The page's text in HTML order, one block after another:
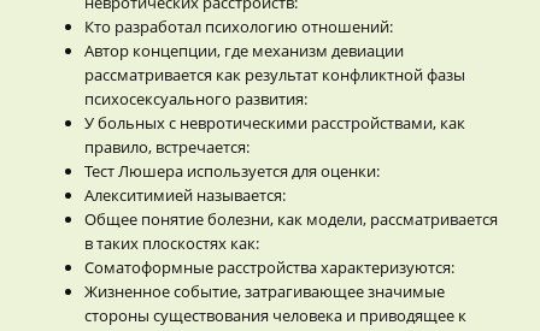
Кто разработал психологию отношений:
Автор концепции, где механизм девиации
рассматривается как результат конфликтной фазы
психосексуального развития:
У больных с невротическими расстройствами, как
правило, встречается:
Тест Люшера используется для оценки:
Алекситимией называется:
Общее понятие болезни, как модели, рассматривается
в таких плоскостях как:
Соматоформные расстройства характеризуются:
Жизненное событие, затрагивающее значимые
стороны существования человека и приводящее к